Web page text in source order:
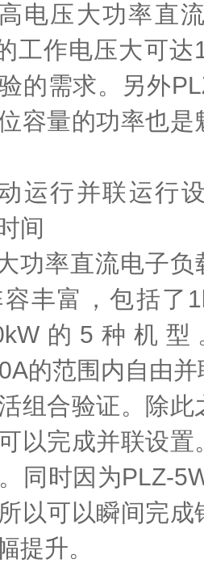
电压大功率直
工作电压大可达
的需求。另外
容量的功率也
运行并联运行
间
功率直流电子负
丰富，包括了
的5种机
的范围内自由
组合验证。除
以完成并联设
同时因为PLZ-
以可以瞬间完
提升。